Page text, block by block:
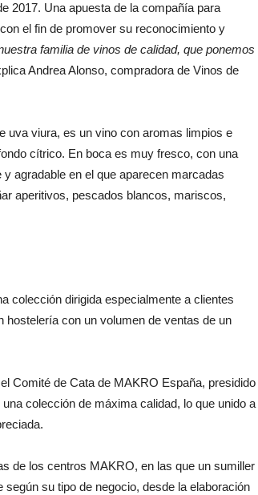
2017. Una apuesta de la compañía para
el fin de promover su reconocimiento y
familia de vinos de calidad, que ponemos
Andrea Alonso, compradora de Vinos de
uva viura, es un vino con aromas limpios e
cítrico. En boca es muy fresco, con una
agradable en el que aparecen marcadas
aperitivos, pescados blancos, mariscos,
colección dirigida especialmente a clientes
con un volumen de ventas de un
Comité de Cata de MAKRO España, presidido
colección de máxima calidad, lo que unido a
de los centros MAKRO, en las que un sumiller
su tipo de negocio, desde la elaboración